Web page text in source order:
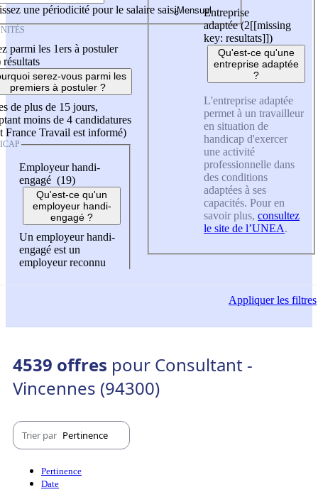
une périodicité pour le salaire saisi
parmi les 1ers à postuler
résultats
serez-vous parmi les
premiers à postuler ?
de plus de 15 jours,
moins de 4 candidatures
France Travail est informé)
Employeur handi-
engagé (19)
Qu'est-ce qu'un
employeur handi-
engagé ?
Un employeur handi-
engagé est un
employeur reconnu
Entreprise
adaptée (2[[missing
key: resultats]])
Qu'est-ce qu'une
entreprise adaptée
?
L'entreprise adaptée
permet à un travailleur
en situation de
handicap d'exercer
une activité
professionnelle dans
des conditions
adaptées à ses
capacités. Pour en
savoir plus, consultez
le site de l’UNEA.
Appliquerles filtres
4539 offres pour Consultant -
Vincennes (94300)
Trier par Pertinence
Pertinence
Date